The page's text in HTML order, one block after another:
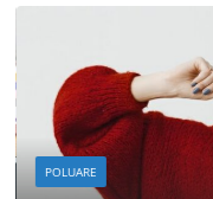
DESPRE MASINI